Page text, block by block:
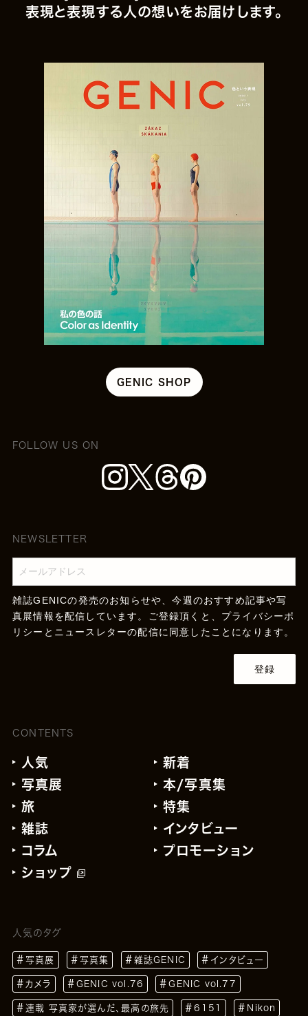
表現と表現する人の想いをお届けします。
GENIC SHOP
FOLLOW US ON
NEWSLETTER
雑誌GENICの発売のお知らせや、今週のおすすめ記事や写
真展情報を配信しています。ご登録頂くと、 プライバシーポ
リシー とニュースレターの配信に同意したことになります。
登録
CONTENTS
人気
新着
写真展
本/写真集
旅
特集
雑誌
インタビュー
コラム
プロモーション
ショップ
人気のタグ
写真展 写真集 雑誌GENIC インタビュー
カメラ GENIC vol.76 GENIC vol.77
連載 写真家が選んだ、最高の旅先 6151 Nikon